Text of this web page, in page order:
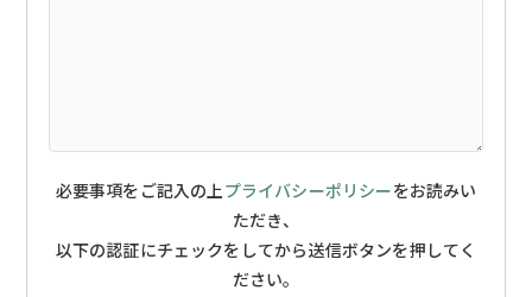
必要事項をご記入の上プライバシーポリシーをお読みい
ただき、
以下の認証にチェックをしてから送信ボタンを押してく
ださい。